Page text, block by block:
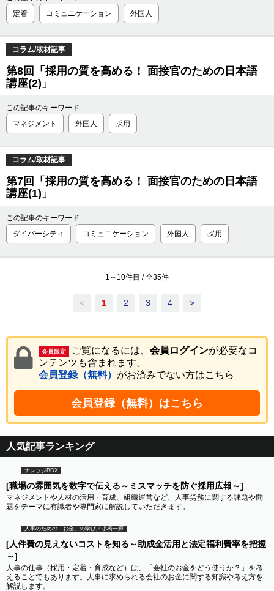
定着
コミュニケーション 外国人
コラム/取材記事
第8回「採用の質を高める！ 面接官のための日本語
講座(2)」
この記事のキーワード
マネジメント
外国人 採用
コラム/取材記事
第7回「採用の質を高める！ 面接官のための日本語
講座(1)」
この記事のキーワード
ダイバーシティ
コミュニケーション 外国人 採用
1 ～ 10件目 / 全35件
< 1 2 3 4 >
会員限定 ご覧になるには、 会員ログインが必要なコ
ンテンツも含まれます。
会員登録（無料） がお済みでない方はこちら
会員登録（無料）はこちら
人気記事ランキング
ナレッジBOX
[職場の雰囲気を数字で伝える～ミスマッチを防ぐ採用広報～]
マネジメントや人材の活用・育成、組織運営など、人事労務に関する課題や問
題をテーマに有識者や専門家に解説していただきます。
人事のための「お金」の学び／小橋一輝
[人件費の見えないコストを知る～助成金活用と法定福利費率を把握
～]
人事の仕事（採用・定着・育成など）は、「会社のお金をどう使うか？」を考
えることでもあります。人事に求められる会社のお金に関する知識や考え方を
解説します。